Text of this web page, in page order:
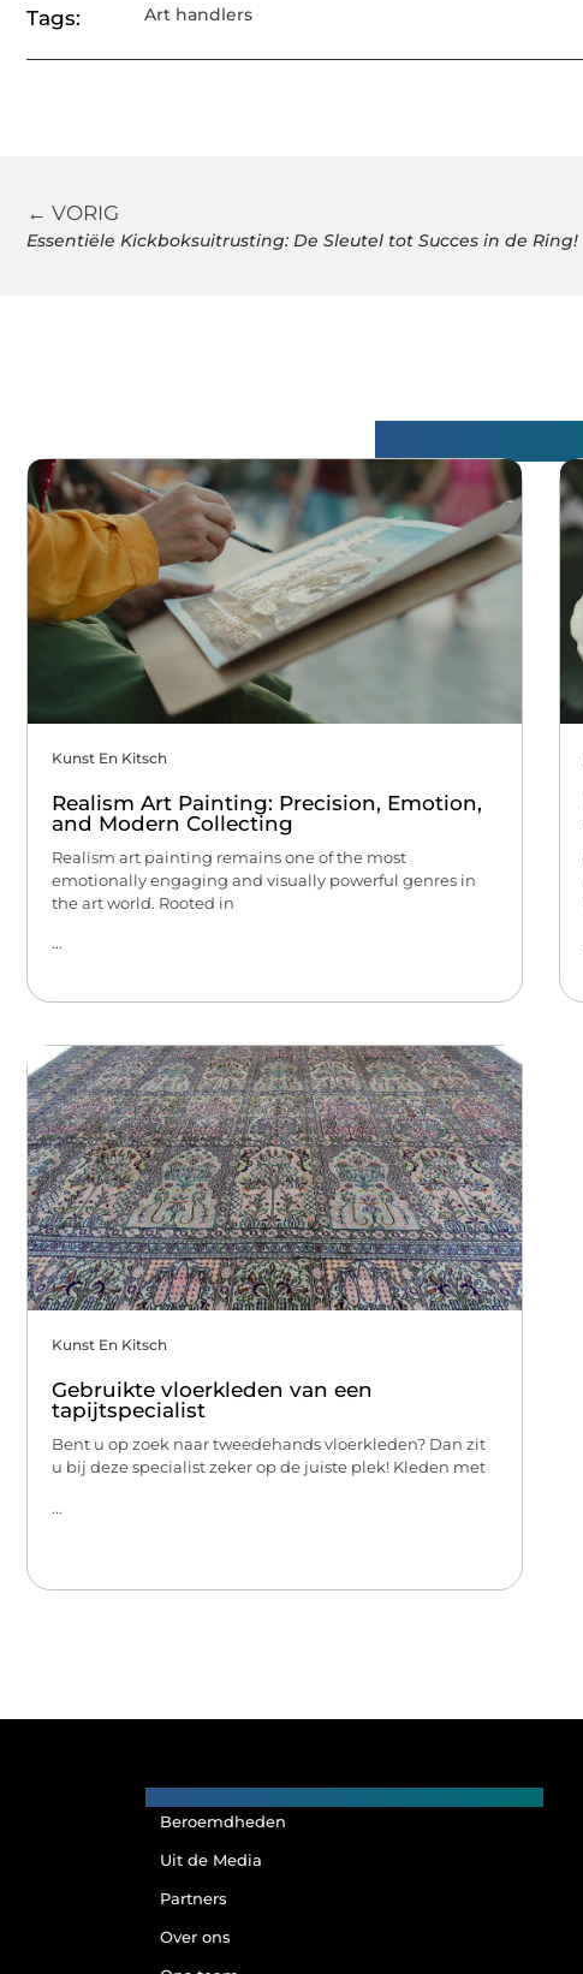
Tags: Art handlers
← VORIG
Essentiële Kickboksuitrusting: De Sleutel tot Succes in de Ring!
Kunst En Kitsch
Realism Art Painting: Precision, Emotion,
and Modern Collecting
Realism art painting remains one of the most
emotionally engaging and visually powerful genres in
the art world. Rooted in
...
Kunst En Kitsch
Gebruikte vloerkleden van een
tapijtspecialist
Bent u op zoek naar tweedehands vloerkleden? Dan zit
u bij deze specialist zeker op de juiste plek! Kleden met
...
Beroemdheden
Uit de Media
Partners
Over ons